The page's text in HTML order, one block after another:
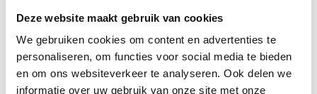
Deze website maakt gebruik van cookies
We gebruiken cookies om content en advertenties te
personaliseren, om functies voor social media te bieden
en om ons websiteverkeer te analyseren. Ook delen we
informatie over uw gebruik van onze site met onze